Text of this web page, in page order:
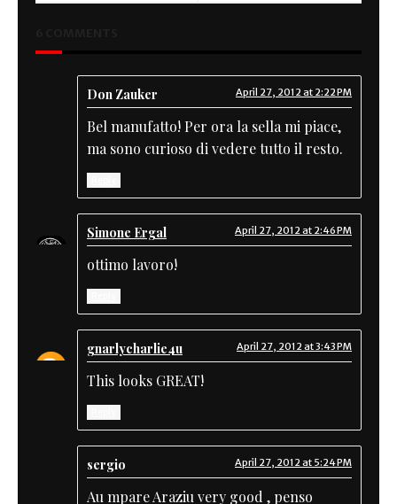
Don Zauker April 27, 2012 at 2:22 PM
Bel manufatto! Per ora la sella mi piace,
ma sono curioso di vedere tutto il resto.
Simone Ergal April 27, 2012 at 2:46 PM
ottimo lavoro!
gnarlycharlie4u April 27, 2012 at 3:43 PM
This looks GREAT!
sergio April 27, 2012 at 5:24 PM
Au mpare Araziu very good , penso